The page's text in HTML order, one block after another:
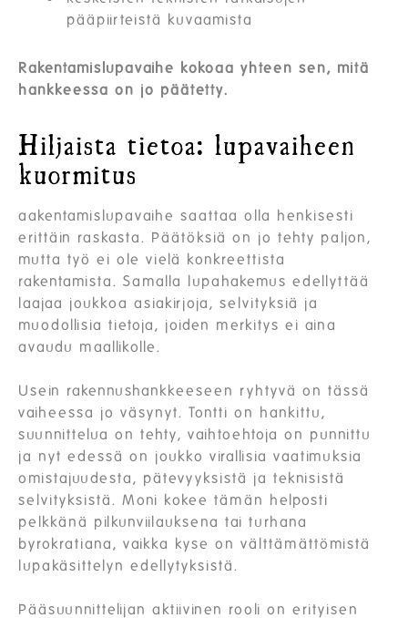
pääpiirteistä kuvaamista
Rakentamislupavaihe kokoaa yhteen sen, mitä
hankkeessa on jo päätetty.
Hiljaista tietoa: lupavaiheen
kuormitus
aakentamislupavaihe saattaa olla henkisesti
erittäin raskasta. Päätöksiä on jo tehty paljon,
mutta työ ei ole vielä konkreettista
rakentamista. Samalla lupahakemus edellyttää
laajaa joukkoa asiakirjoja, selvityksiä ja
muodollisia tietoja, joiden merkitys ei aina
avaudu maallikolle.
Usein rakennushankkeeseen ryhtyvä on tässä
vaiheessa jo väsynyt. Tontti on hankittu,
suunnittelua on tehty, vaihtoehtoja on punnittu
ja nyt edessä on joukko virallisia vaatimuksia
omistajuudesta, pätevyyksistä ja teknisistä
selvityksistä. Moni kokee tämän helposti
pelkkänä pilkunviilauksena tai turhana
byrokratiana, vaikka kyse on välttämättömistä
lupakäsittelyn edellytyksistä.
Pääsuunnittelijan aktiivinen rooli on erityisen